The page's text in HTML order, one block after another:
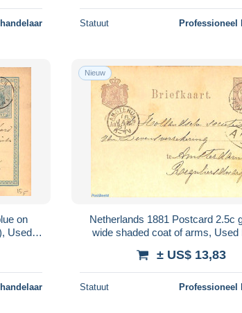
Statuut Professioneel
on
Used
Nieuw
Netherlands 1881 Postcard 2.5c greylila,
wide shaded coat of arms, Used
± US$ 13,83
Statuut Professioneel